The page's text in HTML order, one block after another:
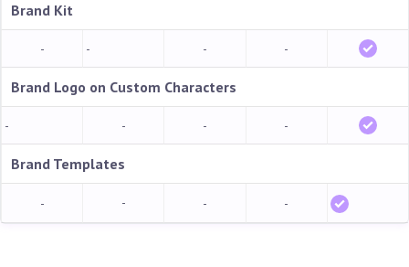
Brand Kit
- - - -
Brand Logo on Custom Characters
- - - -
Brand Templates
- - - -